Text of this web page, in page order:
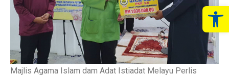
Majlis Agama Islam dam Adat Istiadat Melayu Perlis